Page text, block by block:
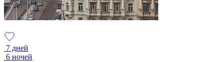
7 дней
6 ночей